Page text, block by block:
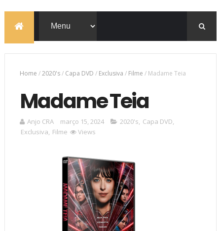
Home /2020's/ Capa DVD / Exclusiva / Filme / Madame Teia
Madame Teia
Anjo CRA março 15, 2024 2020's, Capa DVD,
Exclusiva, Filme Views